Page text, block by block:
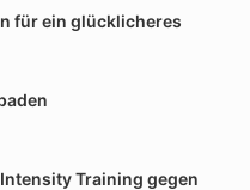
für ein glücklicheres
Training gegen